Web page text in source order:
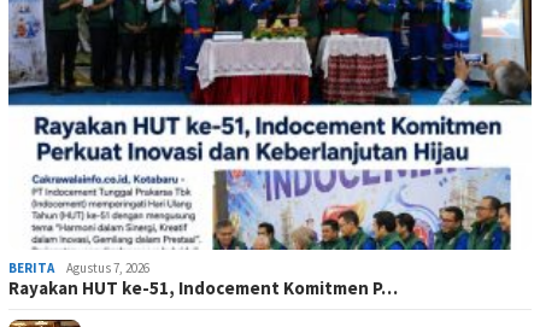
BERITA Agustus 7, 2026
Rayakan HUT ke-51, Indocement Komitmen P…